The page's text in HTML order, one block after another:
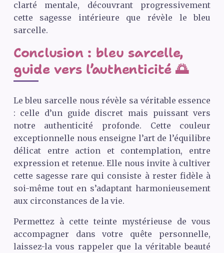
clarté mentale, découvrant progressivement
cette sagesse intérieure que révèle le bleu
sarcelle.
Conclusion : bleu sarcelle,
guide vers l’authenticité 🌅
Le bleu sarcelle nous révèle sa véritable essence
: celle d’un guide discret mais puissant vers
notre authenticité profonde. Cette couleur
exceptionnelle nous enseigne l’art de l’équilibre
délicat entre action et contemplation, entre
expression et retenue. Elle nous invite à cultiver
cette sagesse rare qui consiste à rester fidèle à
soi-même tout en s’adaptant harmonieusement
aux circonstances de la vie.
Permettez à cette teinte mystérieuse de vous
accompagner dans votre quête personnelle,
laissez-la vous rappeler que la véritable beauté